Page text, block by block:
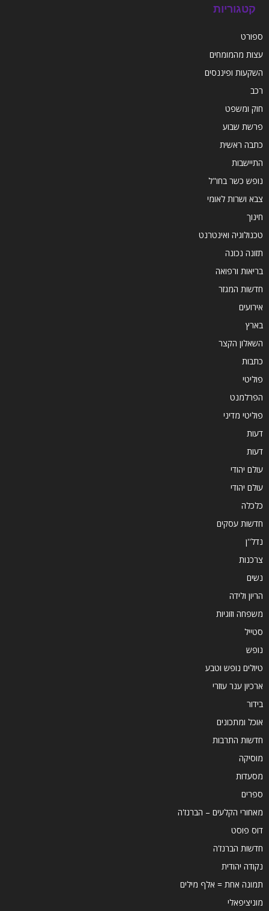
קטגוריות
ספורט
עצות מהמומחים
השקעות ופיננסים
רכב
חוק ומשפט
פרשת שבוע
כתבה ראשית
התיישבות
נופש כשר בחו"ל
צבא ושרות לאומי
חינוך
טכנולוגיה ואינטרנט
תזונה נכונה
בריאות ורפואה
חדשות המגזר
אירועים
בארץ
השאלון הקצר
כתבות
פוליטי
הפרלמנט
פוליטי מדיני
דעות
דעות
עולם יהודי
עולם יהודי
כלכלה
חדשות עסקים
נדל''ן
צרכנות
נשים
הריון ולידה
משפחה וזוגיות
סטייל
נופש
טיולים נופש וטבע
ארכיון ענר עוזרי
בידור
אוכל ומתכונים
חדשות התרבות
מוסיקה
מסעדות
ספרים
מאחורי הקלעים – הברנז'ה
דוס פוסט
חדשות הברנז'ה
נקודה יהודית
תמונה אחת = אלף מילים
מוניציפאלי